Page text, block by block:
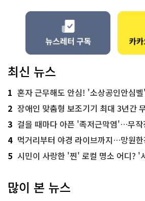
최신 뉴스
1 혼자 근무해도 안심! '소상공인안심
2 장애인 맞춤형 보조기기 최대 3년간 무상
3 걸을 때마다 아픈 '족저근막염'…무작정 참
4 먹거리부터 야경 라이브까지…망원
5 시민이 사랑한 '찐' 로컬 명소 어디? '서
많이 본 뉴스